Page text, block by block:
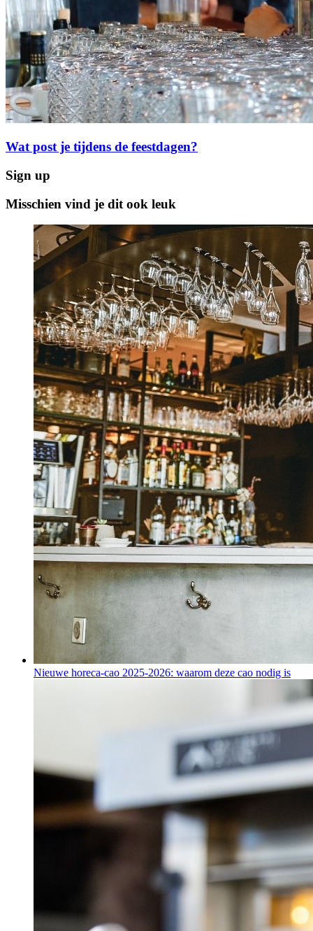
Wat post je tijdens de feestdagen?
Sign up
Misschien vind je dit ook leuk
Nieuwe horeca-cao 2025-2026: waarom deze cao nodig is